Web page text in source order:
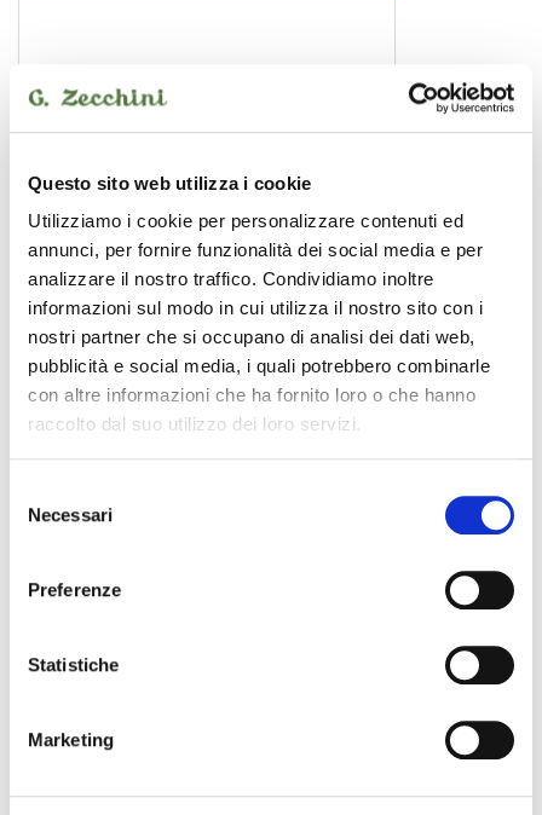
Questo sito web utilizza i cookie
Utilizziamo i cookie per personalizzare contenuti ed
annunci, per fornire funzionalità dei social media e per
analizzare il nostro traffico. Condividiamo inoltre
informazioni sul modo in cui utilizza il nostro sito con i
nostri partner che si occupano di analisi dei dati web,
pubblicità e social media, i quali potrebbero combinarle
con altre informazioni che ha fornito loro o che hanno
raccolto dal suo utilizzo dei loro servizi.
delNecessari
Preferenze
Statistiche
Marketing
CL650
clarinetto